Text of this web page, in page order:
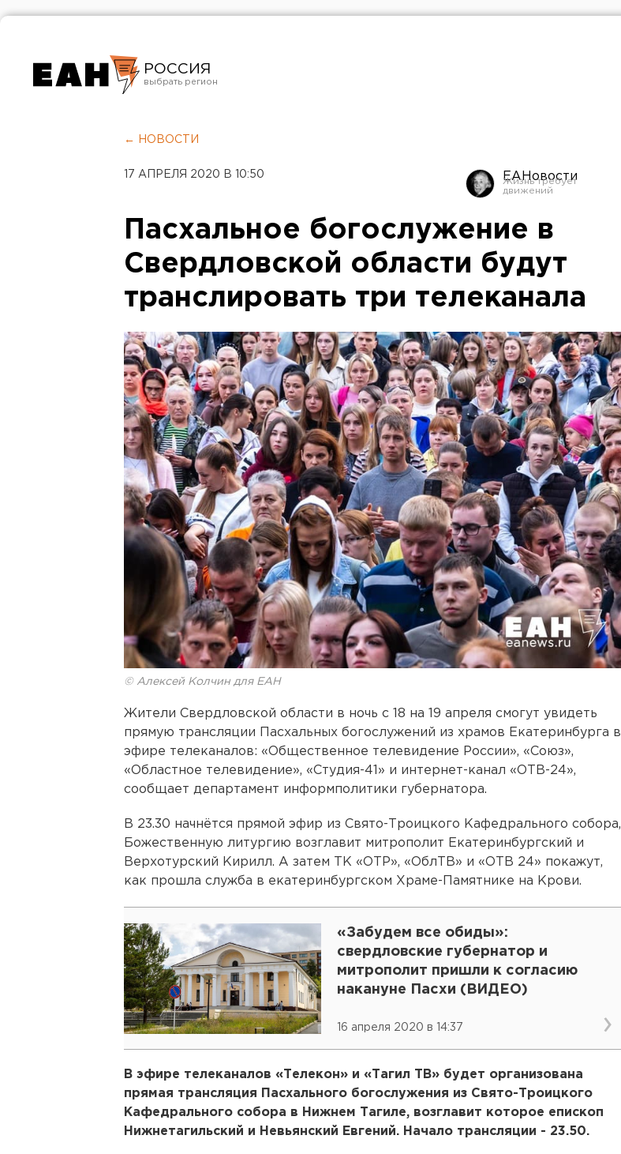
РОССИЯ
Челябинск
← НОВОСТИ
17 АПРЕЛЯ 2020 В 10:50 ЕАНовости
Пасхальное богослужение в
Свердловской области будут
транслировать три телеканала
© Алексей Колчин для ЕАН
Жители Свердловской области в ночь с 18 на 19 апреля смогут увидеть
прямую трансляции Пасхальных богослужений из храмов Екатеринбурга в
эфире телеканалов: «Общественное телевидение России», «Союз»,
«Областное телевидение», «Студия-41» и интернет-канал «ОТВ-24»,
cообщает департамент информполитики губернатора.
В 23.30 начнётся прямой эфир из Свято-Троицкого Кафедрального собора,
Божественную литургию возглавит митрополит Екатеринбургский и
Верхотурский Кирилл. А затем ТК «ОТР», «ОблТВ» и «ОТВ 24» покажут,
как прошла служба в екатеринбургском Храме-Памятнике на Крови.
«Забудем все обиды»:
свердловские губернатор и
митрополит пришли к согласию
накануне Пасхи (ВИДЕО)
16 апреля 2020 в 14:37
В эфире телеканалов «Телекон» и «Тагил ТВ» будет организована
прямая трансляция Пасхального богослужения из Свято-Троицкого
Кафедрального собора в Нижнем Тагиле, возглавит которое епископ
Нижнетагильский и Невьянский Евгений. Начало трансляции - 23.50.